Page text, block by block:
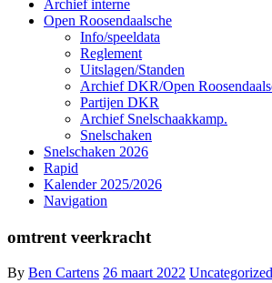
Archief interne
Open Roosendaalsche
Info/speeldata
Reglement
Uitslagen/Standen
Archief DKR/Open
Partijen DKR
Archief Snelschaakkamp.
Snelschaken
Snelschaken 2026
Rapid
Kalender 2025/2026
Navigation
omtrent veerkracht
By Ben Cartens 26 maart 2022 Uncategorized